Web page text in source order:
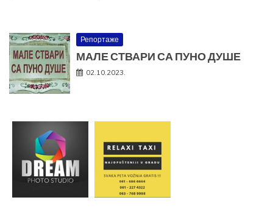
Репортаже
МАЛЕ СТВАРИ СА ПУНО ДУШЕ
02.10.2023.